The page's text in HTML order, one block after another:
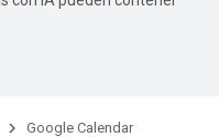
Google Calendar